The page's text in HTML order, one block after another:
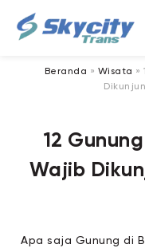
Beranda » Wisata »
12
Wajib
Apa saja Gunung di